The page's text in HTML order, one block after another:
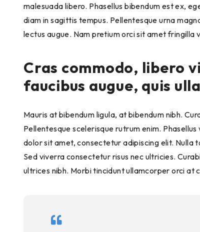
malesuada libero. Phasellus bibendum est ex,
diam in sagittis tempus. Pellentesque urna
lectus augue. Nam pretium orci sit amet fringilla
Cras commodo, libero
faucibus augue, quis
Mauris at bibendum ligula, at bibendum nibh. Curabitur id risus dapibus, iaculis nunc sit amet, facilisis purus.
Pellentesque scelerisque rutrum enim.
dolor sit amet, consectetur adipiscing elit.
Sed viverra consectetur risus nec ultricies.
ultrices nibh. Morbi tincidunt ullamcorper orci at